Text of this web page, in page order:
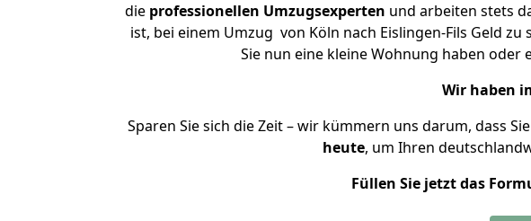
die professionellen Umzugsexperten und arbeiten stets
ist, bei einem Umzug von Köln nach Eislingen-Fils Geld
Sie nun eine kleine Wohnung haben oder
Wir haben
Sparen Sie sich die Zeit – wir kümmern uns darum, dass
heute, um Ihren
Füllen Sie jetzt das